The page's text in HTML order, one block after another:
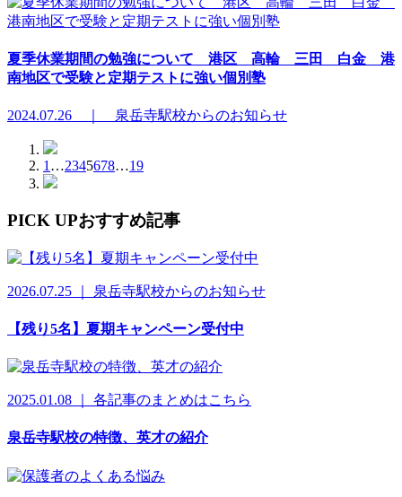
夏季休業期間の勉強について 港区 高輪 三田 白金 港
南地区で受験と定期テストに強い個別塾
2024.07.26 ｜ 泉岳寺駅校からのお知らせ
1 …2345678…19
PICK UPおすすめ記事
2026.07.25 ｜ 泉岳寺駅校からのお知らせ
【残り5名】夏期キャンペーン受付中
2025.01.08 ｜ 各記事のまとめはこちら
泉岳寺駅校の特徴、英才の紹介